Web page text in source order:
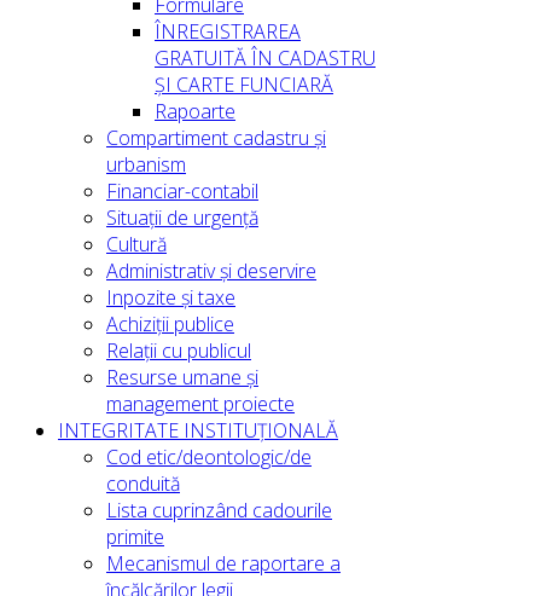
ÎNREGISTRAREA
GRATUITĂ ÎN CADASTRU
ȘI CARTE FUNCIARĂ
Rapoarte
Compartiment cadastru și
urbanism
Financiar-contabil
Situații de urgență
Cultură
Administrativ și deservire
Inpozite și taxe
Achiziții publice
Relații cu publicul
Resurse umane și
management proiecte
INTEGRITATE INSTITUȚIONALĂ
Cod etic/deontologic/de
conduită
Lista cuprinzând cadourile
primite
Mecanismul de raportare a
încălcărilor legii